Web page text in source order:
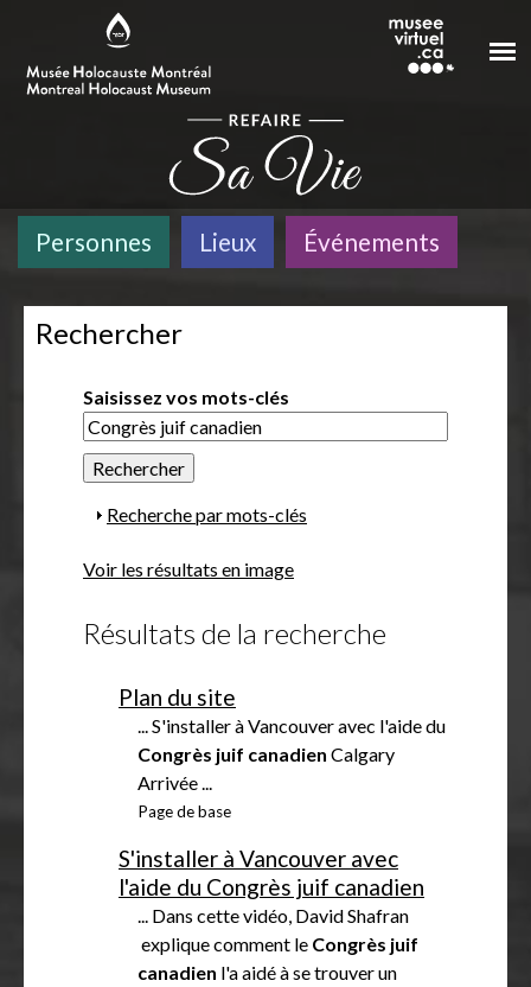
Personnes Lieux Événements
Rechercher
Saisissez vos mots-clés
A
f
c
Recherche par mots-clés
Voir les résultats en image
Résultats de la recherche
Plan du site
... S'installer à Vancouver avec l'aide du
Congrès juif canadien Calgary
Arrivée ...
Page de base
S'installer à Vancouver avec
l'aide du Congrès juif canadien
... Dans cette vidéo, David Shafran
explique comment le Congrès juif
canadien l'a aidé à se trouver un